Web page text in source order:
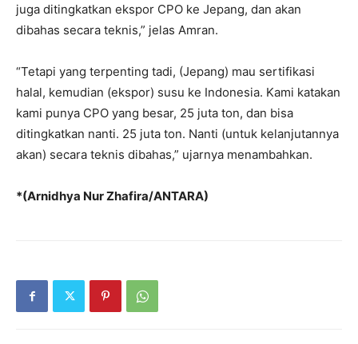
juga ditingkatkan ekspor CPO ke Jepang, dan akan
dibahas secara teknis,” jelas Amran.
“Tetapi yang terpenting tadi, (Jepang) mau sertifikasi
halal, kemudian (ekspor) susu ke Indonesia. Kami katakan
kami punya CPO yang besar, 25 juta ton, dan bisa
ditingkatkan nanti. 25 juta ton. Nanti (untuk kelanjutannya
akan) secara teknis dibahas,” ujarnya menambahkan.
*(Arnidhya Nur Zhafira/ANTARA)